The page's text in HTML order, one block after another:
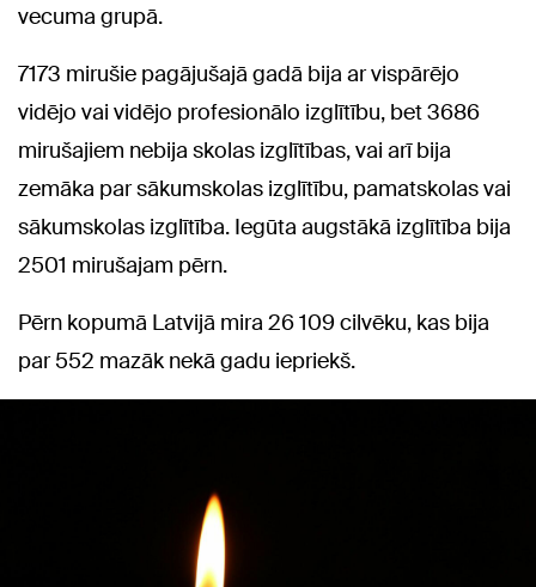
vecuma grupā.
7173 mirušie pagājušajā gadā bija ar vispārējo
vidējo vai vidējo profesionālo izglītību, bet 3686
mirušajiem nebija skolas izglītības, vai arī bija
zemāka par sākumskolas izglītību, pamatskolas vai
sākumskolas izglītība. Iegūta augstākā izglītība bija
2501 mirušajam pērn.
Pērn kopumā Latvijā mira 26 109 cilvēku, kas bija
par 552 mazāk nekā gadu iepriekš.